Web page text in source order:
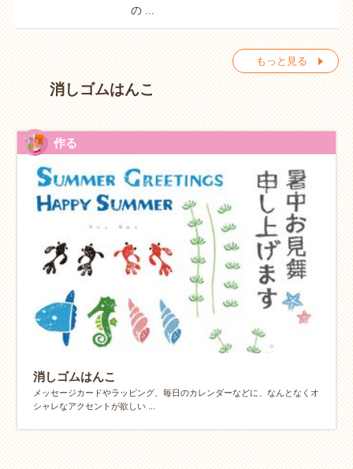
の ...
もっと見る
消しゴムはんこ
作る
消しゴムはんこ
メッセージカードやラッピング、毎日のカレンダーなどに、なんとなくオ
シャレなアクセントが欲しい ...